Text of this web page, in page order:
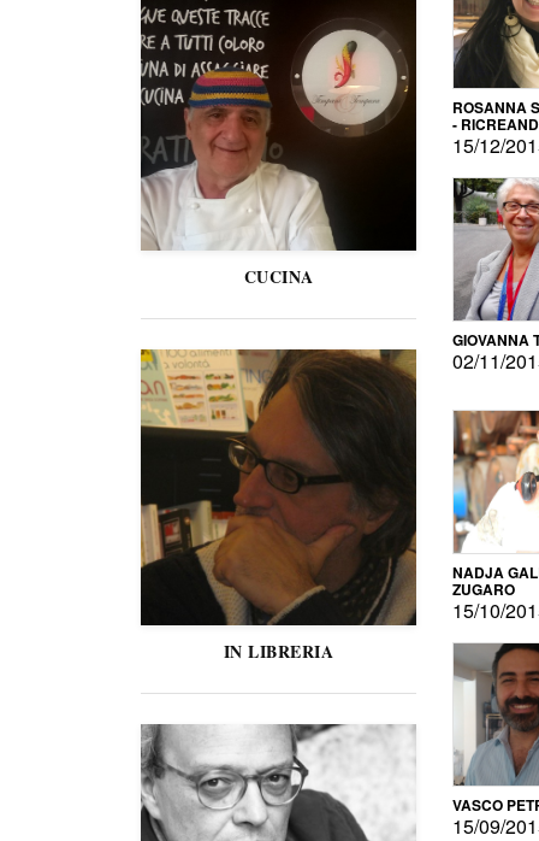
CUCINA
IN LIBRERIA
ROSANNA
-
15/12/
GIOVANNA
02/11/
NADJA
ZUGARO
15/10/
VASCO
15/09/